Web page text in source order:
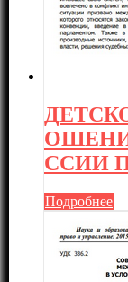
ССИИ
Подробнее